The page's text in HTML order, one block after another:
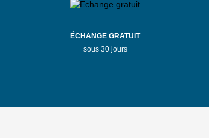
ÉCHANGE GRATUIT
sous 30 jours